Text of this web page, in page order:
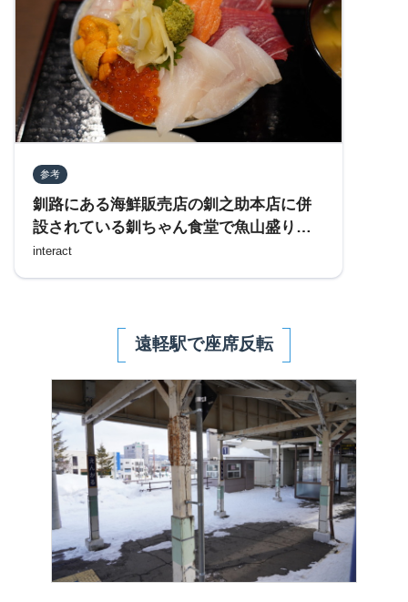
参考
釧路にある海鮮販売店の釧之助本店に併
設されている釧ちゃん食堂で魚山盛りの
「海鮮丼」を食べてみた
interact
遠軽駅で座席反転